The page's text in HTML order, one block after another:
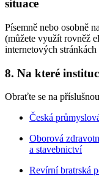
situace
Písemně nebo osobně
(můžete využít rovněž
internetových
8. Na které
Obraťte se na
Česká
Oborová
a stavebnictví
Revírní bratrská